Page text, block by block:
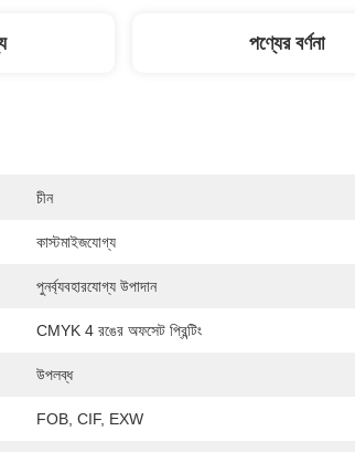
পণ্যের বর্ণনা
চীন
কাস্টমাইজযোগ্য
পুনর্ব্যবহারযোগ্য উপাদান
CMYK 4 রঙের অফসেট প্রিন্টিং
উপলব্ধ
FOB, CIF, EXW